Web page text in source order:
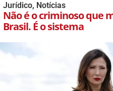
Jurídico, Notícias
Não é o criminoso que
Brasil. É o sistema